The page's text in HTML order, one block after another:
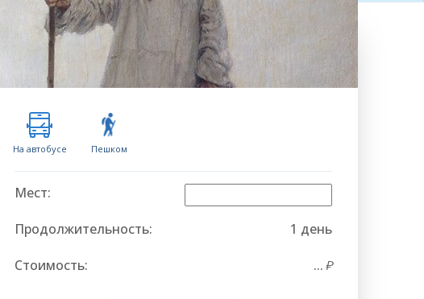
На автобусе Пешком
Мест:
Продолжительность: 1 день
Стоимость: ...